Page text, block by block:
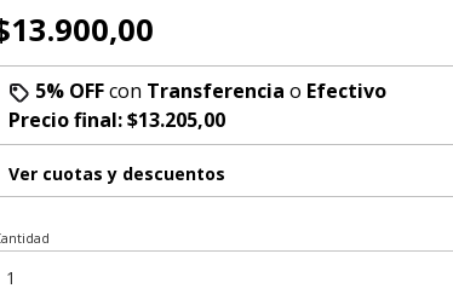
5% OFFcon Transferencia o Efectivo
Precio final:$13.205,00
Ver cuotas y descuentos